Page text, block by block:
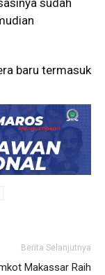
sudah
baru termasuk
Berita Selanjutnya
Makassar Raih